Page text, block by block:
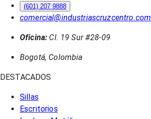
(601) 207 9888
comercial@industriascruzcentro.com
Oficina: Cl. 19 Sur #28-09
Bogotá, Colombia
DESTACADOS
Sillas
Escritorios